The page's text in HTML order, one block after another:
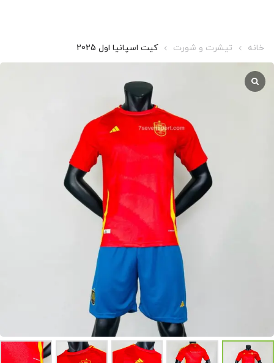
خانه تیشرت و شورت کیت اسپانیا اول 2025